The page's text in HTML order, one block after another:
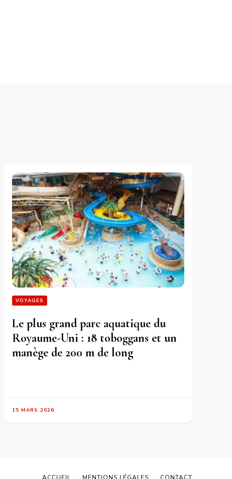
VOYAGES
Le plus grand parc aquatique du
Royaume-Uni : 18 toboggans et un
manège de 200 m de long
15 MARS 2026
ACCUEIL MENTIONS LÉGALES CONTACT